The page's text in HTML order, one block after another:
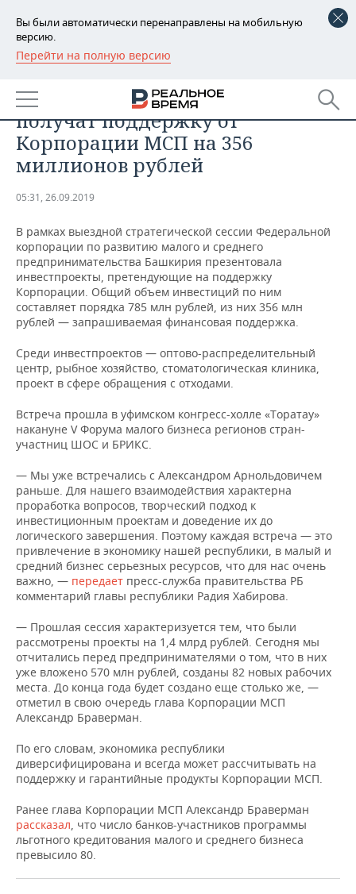
Вы были автоматически перенаправлены на мобильную
версию.
Перейти на полную версию
РЕГИОНЫ
БАШКОРТОСТАН
ТАТАРСТАН
УДМУРТИЯ
НОВОСТИ
АНАЛИТИКА
НОВОСТИ АНАЛИТИКИ
ДЕКЛАРАЦИИ О ДОХОДАХ
КОРОЛИ ГОСЗАКАЗА ПФО
ВУЗЫ ТАТАРСТАНА
КОМУ ПРИНАДЛЕЖАТ
ТОРГОВЫЕ ЦЕНТРЫ
ЭКОНОМИКА
НОВОСТИ ЭКОНОМИКИ
ФИНАНСЫ
БАНКИ
БЮДЖЕТ
ИНВЕСТИЦИИ
ПРОМЫШЛЕННОСТЬ
НОВОСТИ
ПРОМЫШЛЕННОСТИ
АГРОПРОМ
МАШИНОСТРОЕНИЕ
НЕФТЕХИМИЯ
ОПК
ЭНЕРГЕТИКА
НЕДВИЖИМОСТЬ
НОВОСТИ НЕДВИЖИМОСТИ
АВТО
НОВОСТИ АВТО
БИЗНЕС
НОВОСТИ БИЗНЕСА
РОЗНИЧНАЯ ТОРГОВЛЯ
ТРАНСПОРТ
ТЕХНОЛОГИИ
НОВОСТИ ТЕХНОЛОГИЙ
IT
ТЕЛЕКОММУНИКАЦИИ
МЕРОПРИЯТИЯ
НОВОСТИ МЕРОПРИЯТИЙ
БИЗНЕС-БРАНЧИ
ONLINE-КОНФЕРЕНЦИИ
ОТКРЫТАЯ ЛЕКЦИЯ
СПОРТ
ФУТБОЛ
ХОККЕЙ
БАСКЕТБОЛ
ВОЛЕЙБОЛ
КИБЕРСПОРТ
ФИГУРНОЕ КАТАНИЕ
ВОДНЫЕ ВИДЫ СПОРТА
ХОККЕЙ С МЯЧОМ
НОВОСТИ ОБЩЕСТВА
ВЛАСТЬ
ИНФРАСТРУКТУРА
ИСТОРИЯ
КУЛЬТУРА
МЕДИЦИНА
ОБРАЗОВАНИЕ
ПРОИСШЕСТВИЯ
ФОТОГАЛЕРЕЯ
СЮЖЕТЫ
СПРАВОЧНИК
СПИСОК ПЕРСОН
СПИСОК КОМПАНИЙ
ПОЛНАЯ ВЕРСИЯ
Инвестпроекты Башкирии
получат поддержку от
Корпорации МСП на 356
миллионов рублей
05:31, 26.09.2019
В рамках выездной стратегической сессии Федеральной
корпорации по развитию малого и среднего
предпринимательства Башкирия презентовала
инвестпроекты, претендующие на поддержку
Корпорации. Общий объем инвестиций по ним
составляет порядка 785 млн рублей, из них 356 млн
рублей — запрашиваемая финансовая поддержка.
Среди инвестпроектов — оптово-распределительный
центр, рыбное хозяйство, стоматологическая клиника,
проект в сфере обращения с отходами.
Встреча прошла в уфимском конгресс-холле «Торатау»
накануне V Форума малого бизнеса регионов стран-
участниц ШОС и БРИКС.
— Мы уже встречались с Александром Арнольдовичем
раньше. Для нашего взаимодействия характерна
проработка вопросов, творческий подход к
инвестиционным проектам и доведение их до
логического завершения. Поэтому каждая встреча — это
привлечение в экономику нашей республики, в малый и
средний бизнес серьезных ресурсов, что для нас очень
важно, — передает пресс-служба правительства РБ
комментарий главы республики Радия Хабирова.
— Прошлая сессия характеризуется тем, что были
рассмотрены проекты на 1,4 млрд рублей. Сегодня мы
отчитались перед предпринимателями о том, что в них
уже вложено 570 млн рублей, созданы 82 новых рабочих
места. До конца года будет создано еще столько же, —
отметил в свою очередь глава Корпорации МСП
Александр Браверман.
По его словам, экономика республики
диверсифицирована и всегда может рассчитывать на
поддержку и гарантийные продукты Корпорации МСП.
Ранее глава Корпорации МСП Александр Браверман
рассказал, что число банков-участников программы
льготного кредитования малого и среднего бизнеса
превысило 80.